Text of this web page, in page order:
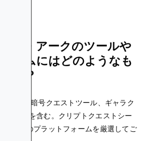
トゥ・アークのツールや
ォームにはどのようなも
か？
くさんの暗号クエストツール、ギャラク
クオンを含む。クリプトクエストシー
る3つのプラットフォームを厳選してご